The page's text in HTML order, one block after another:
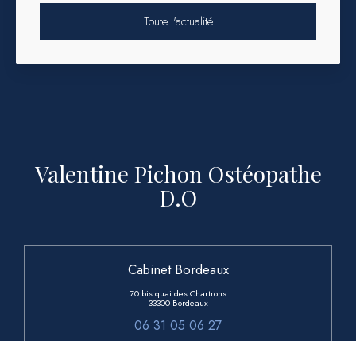
Toute l'actualité
Valentine Pichon Ostéopathe
D.O
Cabinet Bordeaux
70 bis quai des Chartrons
33300 Bordeaux
06 31 05 06 27